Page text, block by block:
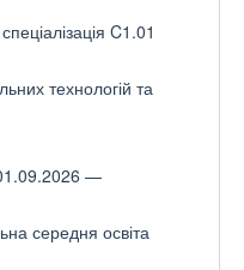
C1.01
технологій та
—
середня освіта